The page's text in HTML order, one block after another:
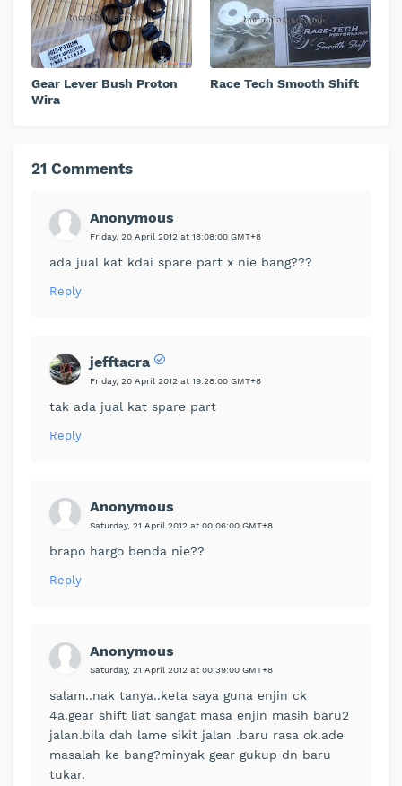
Gear Lever Bush Proton
Wira
Race Tech Smooth Shift
21 Comments
Anonymous
Friday, 20 April 2012 at 18:08:00 GMT+8
ada jual kat kdai spare part x nie bang???
Reply
jefftacra
Friday, 20 April 2012 at 19:28:00 GMT+8
tak ada jual kat spare part
Reply
Anonymous
Saturday, 21 April 2012 at 00:06:00 GMT+8
brapo hargo benda nie??
Reply
Anonymous
Saturday, 21 April 2012 at 00:39:00 GMT+8
salam..nak tanya..keta saya guna enjin ck
4a.gear shift liat sangat masa enjin masih baru2
jalan.bila dah lame sikit jalan .baru rasa ok.ade
masalah ke bang?minyak gear gukup dn baru
tukar.